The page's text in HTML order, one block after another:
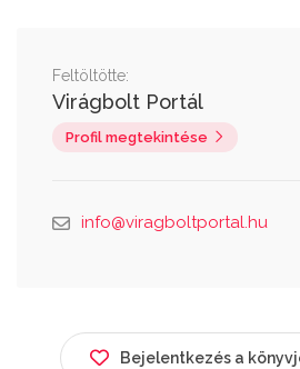
Feltöltötte:
Virágbolt Portál
Profil megtekintése
info@viragboltportal.hu
Bejelentkezés a